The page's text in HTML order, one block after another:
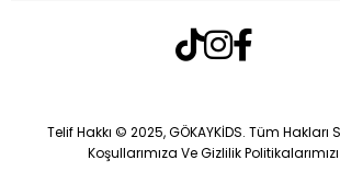
Telif Hakkı © 2025, GÖKAYKİDS. Tüm Hakları
Koşullarımıza Ve Gizlilik